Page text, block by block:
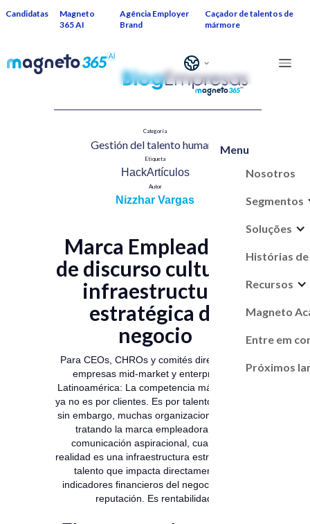
Candidatas
Magneto
365 AI
Agência Employer
Brand
Caçador de talentos de
mármore
Menu
Nosotros
Segmentos
Soluções
Histórias de
Recursos
Magneto
Entre em
Próximos
Categoría
Gestión del talento humano​
Etiqueta
HackArtículos
Autor
Nizzhar Vargas
Marca Empleadora:
de discurso cultural a
infraestructura
estratégica de
negocio
Para CEOs, CHROs y comités directivos en
empresas mid-market y enterprise de
Latinoamérica: La competencia más costosa
ya no es por clientes. Es por talento crítico. Y,
sin embargo, muchas organizaciones siguen
tratando la marca empleadora como
comunicación aspiracional, cuando en
realidad es una infraestructura estratégica de
talento que impacta directamente los
indicadores financieros del negocio. No es
reputación. Es rentabilidad.